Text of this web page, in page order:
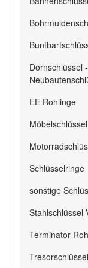
Dornschlüssel -
EE Rohlinge
Möbelschlüssel
Schlüsselringe
sonstige
Stahlschlüssel
Terminator
Tresorschlüssel